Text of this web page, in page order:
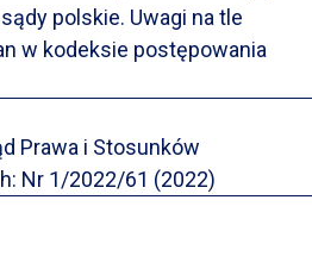
polskie. Uwagi na tle
w kodeksie postępowania
Prawa i Stosunków
Nr 1/2022/61 (2022)